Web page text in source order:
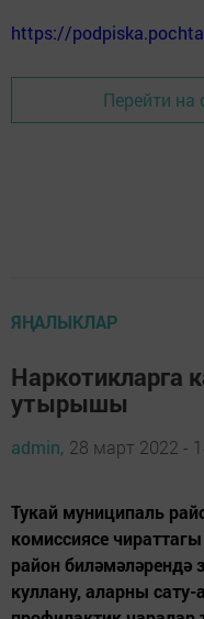
https://
Перейти на
ЯҢАЛЫКЛАР
Наркотикларга
утырышы
admin, 28 март 2022 -
Тукай муниципаль
комиссиясе
район биләмәләрендә
куллану, аларны